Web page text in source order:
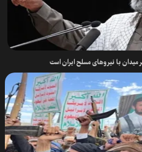
میدان با نیروهای مسلح ایران است